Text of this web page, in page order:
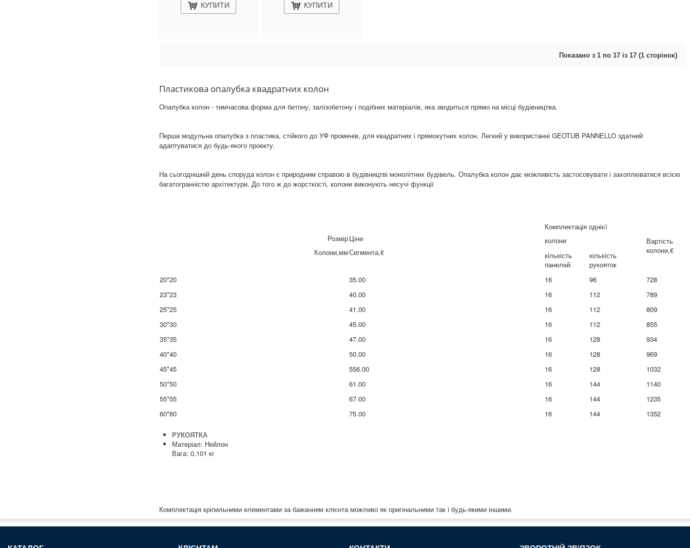
КУПИТИ КУПИТИ
Показано з 1 по 17 із 17 (1 сторінок)
Пластикова опалубка квадратних колон
Опалубка колон - тимчасова форма для бетону, залізобетону і подібних матеріалів, яка зводиться прямо на місці будівництва.
Перша модульна опалубка з пластика, стійкого до УФ променів, для квадратних і прямокутних колон. Легкий у використанні GEOTUB PANNELLO здатний
адаптуватися до будь-якого проекту.
На сьогоднішній день споруда колон є природним справою в будівництві монолітних будівель. Опалубка колон дає можливість застосовувати і захоплюватися всією
багатогранністю архітектури. До того ж до жорсткості, колони виконують несучі функції
Розмір
Колони,мм
Ціни
Сегмента,€
Комплектація однієї
колони
Вартість
колони,€
кількість
панелей
кількість
рукояток
20*20
35.00 16 96
728
23*23
40.00 16 112
789
25*25
41.00 16 112
809
30*30
45.00 16 112
855
35*35
47.00 16 128
934
40*40
50.00 16 128
969
45*45
556.00 16 128
1032
50*50
61.00 16 144
1140
55*55
67.00 16 144
1235
60*60
75.00 16 144 1352
РУКОЯТКА
Матеріал: Нейлон
Вага: 0,101 кг
Комплектація кріпильними елементами за бажанням клієнта можливо як оригінальними так і будь-якими іншими.